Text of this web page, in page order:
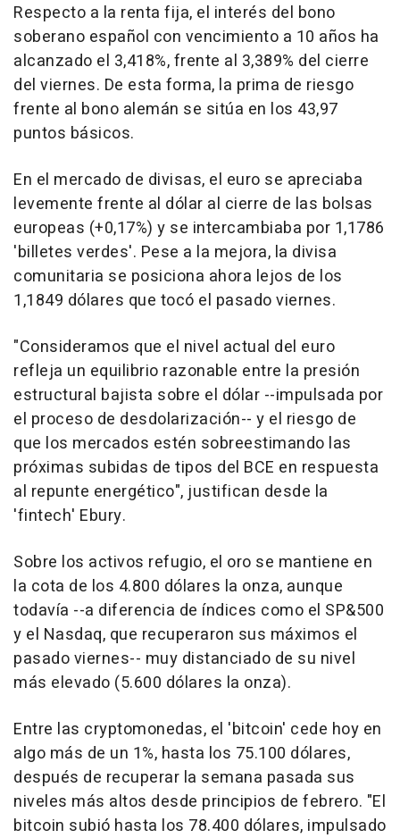
Respecto a la renta fija, el interés del bono
soberano español con vencimiento a 10 años ha
alcanzado el 3,418%, frente al 3,389% del cierre
del viernes. De esta forma, la prima de riesgo
frente al bono alemán se sitúa en los 43,97
puntos básicos.
En el mercado de divisas, el euro se apreciaba
levemente frente al dólar al cierre de las bolsas
europeas (+0,17%) y se intercambiaba por 1,1786
'billetes verdes'. Pese a la mejora, la divisa
comunitaria se posiciona ahora lejos de los
1,1849 dólares que tocó el pasado viernes.
"Consideramos que el nivel actual del euro
refleja un equilibrio razonable entre la presión
estructural bajista sobre el dólar --impulsada por
el proceso de desdolarización-- y el riesgo de
que los mercados estén sobreestimando las
próximas subidas de tipos del BCE en respuesta
al repunte energético", justifican desde la
'fintech' Ebury.
Sobre los activos refugio, el oro se mantiene en
la cota de los 4.800 dólares la onza, aunque
todavía --a diferencia de índices como el SP&500
y el Nasdaq, que recuperaron sus máximos el
pasado viernes-- muy distanciado de su nivel
más elevado (5.600 dólares la onza).
Entre las cryptomonedas, el 'bitcoin' cede hoy en
algo más de un 1%, hasta los 75.100 dólares,
después de recuperar la semana pasada sus
niveles más altos desde principios de febrero. "El
bitcoin subió hasta los 78.400 dólares, impulsado